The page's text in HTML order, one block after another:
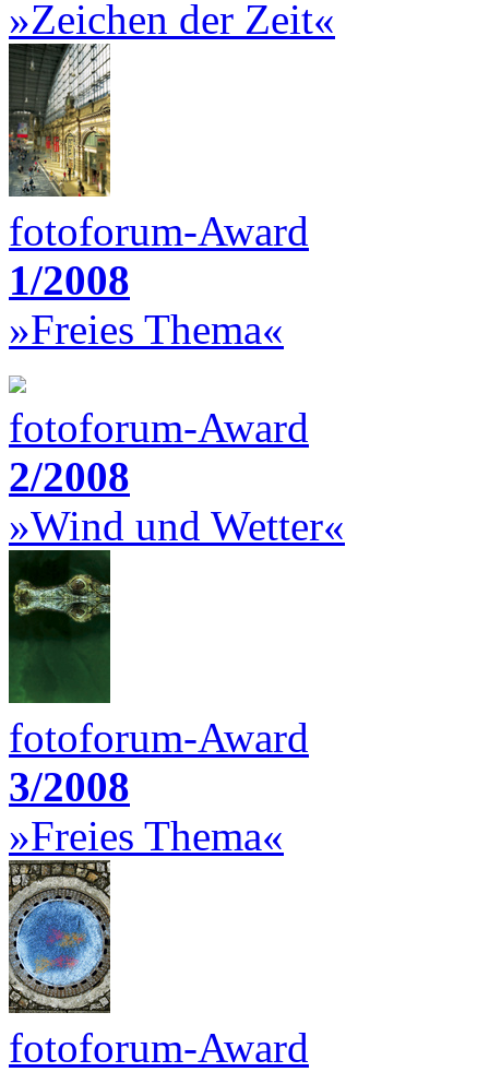
»Zeichen der Zeit«
fotoforum-Award
1/2008
»Freies Thema«
fotoforum-Award
2/2008
»Wind und Wetter«
fotoforum-Award
3/2008
»Freies Thema«
fotoforum-Award